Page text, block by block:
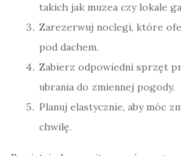
takich jak muzea czy lokale
Zarezerwuj noclegi, które
pod dachem.
Zabierz odpowiedni sprzęt
ubrania do zmiennej pogody.
Planuj elastycznie, aby móc
chwilę.